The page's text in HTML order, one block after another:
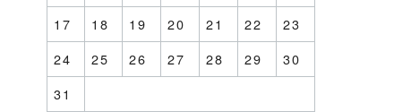
17
18 19 20 21 22
23
24
25 26 27 28 29
30
31